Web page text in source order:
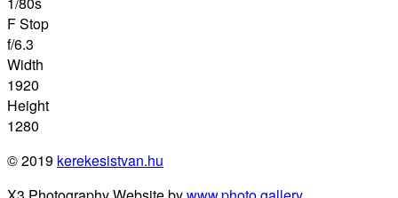
F Stop
f/6.3
Width
1920
Height
1280
© 2019 kerekesistvan.hu